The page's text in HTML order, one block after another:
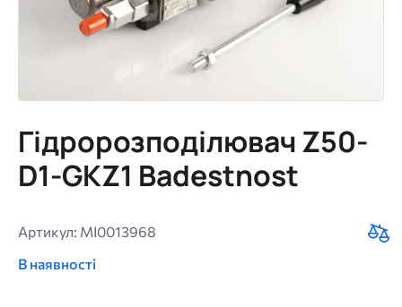
Гідророзподілювач Z50-
D1-GKZ1 Badestnost
Артикул: MI0013968
В наявності